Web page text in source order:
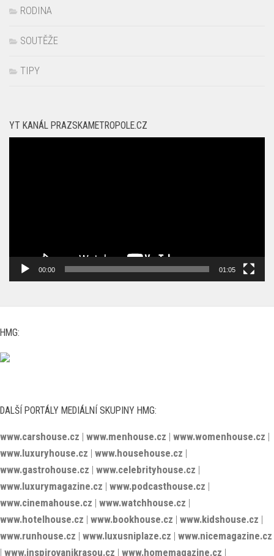
RODINA
SOUTĚŽE
TIPY
YT KANÁL PRAZSKAMETROPOLE.CZ
00:00 01:05
HMG:
DALŠÍ PORTÁLY MEDIÁLNÍ SKUPINY HMG:
www.carshouse.cz | www.menhouse.cz | www.womenhouse.cz |
www.luxuryhouse.cz | www.househouse.cz |
www.gastrohouse.cz | www.celebrityhouse.cz |
www.luxurymagazine.cz | www.podcasthouse.cz |
www.cinemahouse.cz | www.watchhouse.cz |
www.hotelhouse.cz | www.bookhouse.cz | www.kidshouse.cz |
www.runhouse.cz | www.luxusniplaze.cz | www.nicemagazine.cz
| www.inspirovanikrasou.cz | www.homemagazine.cz |